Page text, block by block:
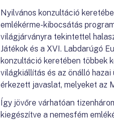
Nyilvános konzultáció
emlékérme-kibocsátás
világjárványra tekintettel
Játékok és a XVI. Labdarúgó
konzultáció keretében többek
világkiállítás és az önálló
érkezett javaslat, melyeket az
Így jövőre várhatóan
kiegészítve a nemesfém